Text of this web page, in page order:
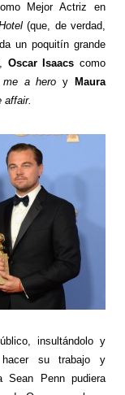
Mejor Actriz en
(que, de verdad,
un poquitín grande
Oscar Isaacs como
me a heroy
Maura
affair.
insultándolo y
su trabajo y
Sean Penn pudiera